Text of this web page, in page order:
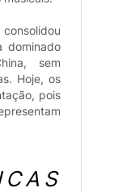
dominado
sem
Hoje, os
pois